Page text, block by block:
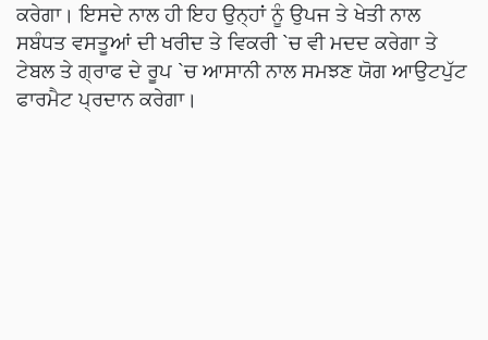
ਕਰੇਗਾ। ਇਸਦੇ ਨਾਲ ਹੀ ਇਹ ਉਨ੍ਹਾਂ ਨੂੰ ਉਪਜ ਤੇ ਖੇਤੀ ਨਾਲ
ਸਬੰਧਤ ਵਸਤੂਆਂ ਦੀ ਖਰੀਦ ਤੇ ਵਿਕਰੀ `ਚ ਵੀ ਮਦਦ ਕਰੇਗਾ ਤੇ
ਟੇਬਲ ਤੇ ਗ੍ਰਾਫ ਦੇ ਰੂਪ `ਚ ਆਸਾਨੀ ਨਾਲ ਸਮਝਣ ਯੋਗ ਆਉਟਪੁੱਟ
ਫਾਰਮੈਟ ਪ੍ਰਦਾਨ ਕਰੇਗਾ।